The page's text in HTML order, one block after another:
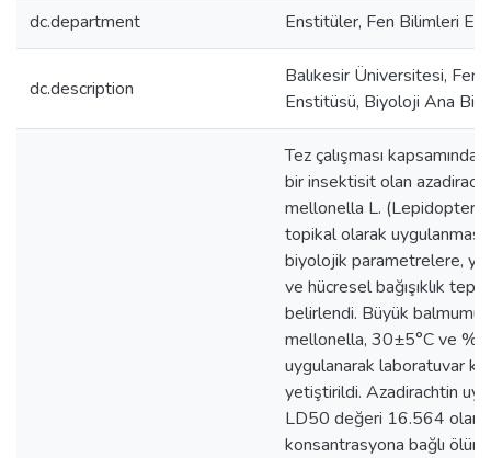
dc.department Enstitüler, Fen Bilimleri
dc.description
Balıkesir Üniversitesi, Fen
Enstitüsü, Biyoloji Ana
Tez çalışması kapsamında
bir insektisit olan
mellonella L. (Lepidoptera:
topikal olarak
biyolojik parametrelere,
ve hücresel bağışıklık
belirlendi. Büyük balmumu
mellonella, 30±5°C ve
uygulanarak laboratuvar
yetiştirildi. Azadirachtin
LD50 değeri 16.564
konsantrasyona bağlı